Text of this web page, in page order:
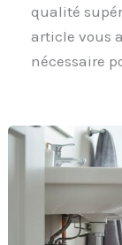
qualité
article vous
nécessaire